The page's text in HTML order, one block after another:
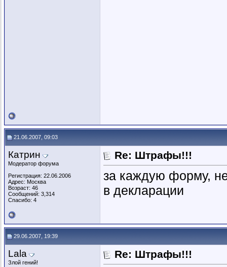
21.06.2007, 09:03
Катрин
Модератор форума
Регистрация: 22.06.2006
Адрес: Москва
Возраст: 46
Сообщений: 3,314
Спасибо: 4
Re: Штрафы!!!
за каждую форму,
в декларации
29.06.2007, 19:39
Lala
Злой гений!
Re: Штрафы!!!